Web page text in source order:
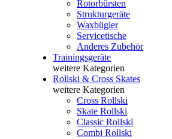
Rotorbürsten
Strukturgeräte
Waxbügler
Servicetische
Anderes Zubehör
Trainingsgeräte
weitere Kategorien
Rollski & Cross Skates
weitere Kategorien
Cross Rollski
Skate Rollski
Classic Rollski
Combi Rollski